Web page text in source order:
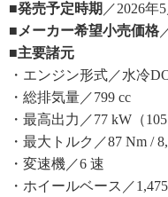
■発売予定時期 ／2026年5
■メーカー希望小売価格
■主要諸元
・エンジン形式／水冷
・総排気量／799 cc
・最高出力／77 kW（
・最大トルク／87 Nm /
・変速機／6 速
・ホイールベース／